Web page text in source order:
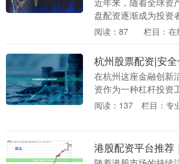
盘配资逐渐成为投资
门选择。然而，面对
投资者最关心的问题
阅读：87 栏目：在
杭州股票配资|安
在杭州这座金融创新
资作为一种杠杆投资
多投资者的关注。然
阅读：137 栏目：专
港股配资平台推荐